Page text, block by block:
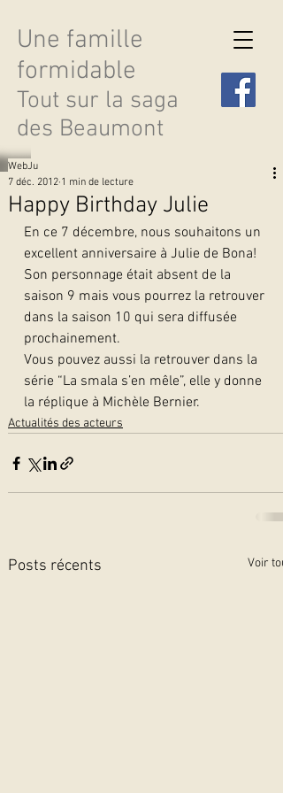
Une famille
formidable
Tout sur la saga
des Beaumont
Découvrir les saisons
Happy Birthday Julie
WebJu
7 déc. 2012 1 min de lecture
En ce 7 décembre, nous souhaitons un
excellent anniversaire à Julie de Bona!
Son personnage était absent de la
saison 9 mais vous pourrez la retrouver
dans la saison 10 qui sera diffusée
prochainement.
Vous pouvez aussi la retrouver dans la
série “La smala s’en mêle”, elle y donne
la réplique à Michèle Bernier.
Actualités des acteurs
Posts récents Voir tout